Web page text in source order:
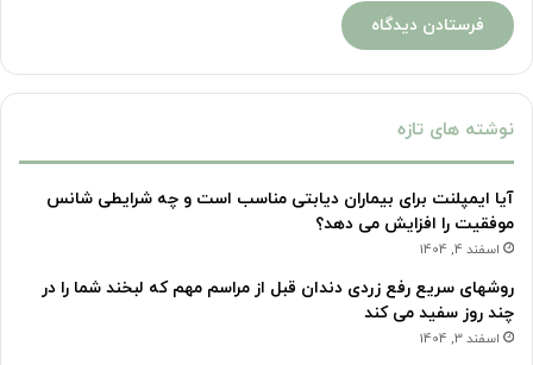
نوشته های تازه
آیا ایمپلنت برای بیماران دیابتی مناسب است و چه شرایطی شانس
موفقیت را افزایش می دهد؟
اسفند 4, 1404
روشهای سریع رفع زردی دندان قبل از مراسم مهم که لبخند شما را در
چند روز سفید می کند
اسفند 3, 1404